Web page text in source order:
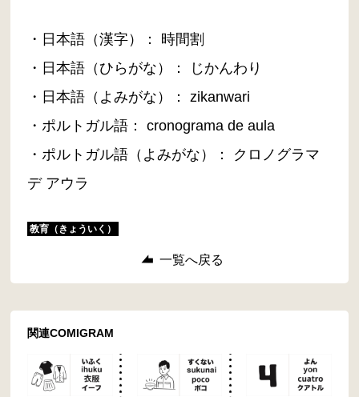
・日本語（漢字）： 時間割
・日本語（ひらがな）： じかんわり
・日本語（よみがな）： zikanwari
・ポルトガル語： cronograma de aula
・ポルトガル語（よみがな）： クロノグラマ
デ アウラ
教育（きょういく）
一覧へ戻る
関連COMIGRAM